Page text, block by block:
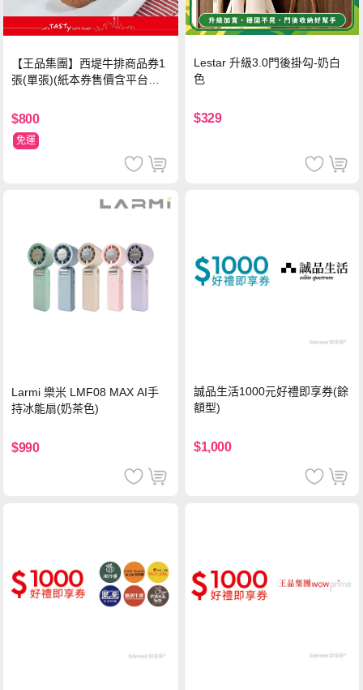
【王品集團】西堤牛排商品券1
張(單張)(紙本券售價含平台物
$800
免運
Lestar 升級3.0門後掛勾-奶白
色
$329
Larmi 樂米 LMF08 MAX AI手
持冰能扇(奶茶色)
$990
誠品生活1000元好禮即享券(餘
額型)
$1,000